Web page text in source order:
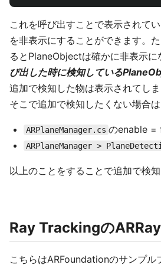
これを呼び出すことで表示されて
を非表示にすることができます。
るとPlaneObjectは確かに非表示に
び出した時に検知している
追加で検知した物は表示されてしま
そこで追加で検知したくない場合は
ARPlaneManager.cs のenable =
ARPlaneManager >
以上のことをすることで追加で検知
Ray Trackingの
こちらはARFoundationのサンプル